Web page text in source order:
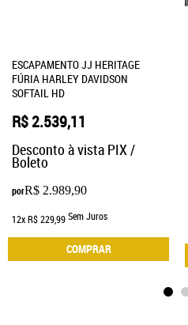
ESCAPAMENTO JJ HERITAGE
FÚRIA HARLEY DAVIDSON
SOFTAIL HD
porR$ 2.989,90
R$ 2.539,11
Desconto à vista PIX /
Boleto
12xR$ 229,99Sem Juros
COMPRAR